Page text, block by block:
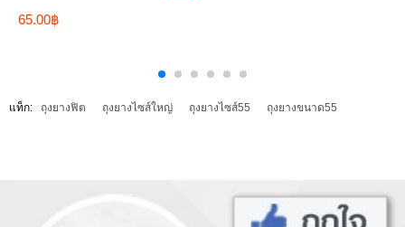
65.00฿
แท็ก: ถุงยางฟิต ถุงยางไซส์ใหญ่ ถุงยางไซส์55 ถุงยางขนาด55